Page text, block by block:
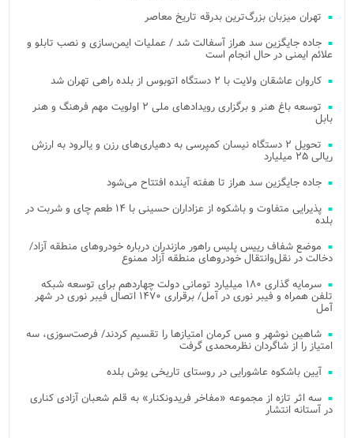
تهران میزبان بزرگ‌ترین بدرقه تاریخ معاصر
جاده جایگزین سد هراز آسفالت شد / عملیات ایمن‌سازی و نصب تابلو و
علائم ایمنی در حال انجام است
کاروان عاشقان ولایت با ۲ دستگاه اتوبوس از بلده راهی تهران شد
توسعه باغ هنر و برگزاری رویدادهای ملی ۲ اولویت مهم فرهنگ و هنر
بابل
تحویل ۲ دستگاه نیسان کمپرسی به دهیاری‌های رزن و یالرود به ارزش
ریالی ۲۵ میلیارد
جاده جایگزین سد هراز تا هفته آینده افتتاح می‌شود
پذیرایی متفاوت و باشکوه از عزاداران حسینی با ۱۴ طعم چای و شربت در
بلده
موضع شفاف رییس پلیس راهور مازندران درباره خودروهای منطقه آزاد/
دخالت در نقل‌وانتقال خودروهای منطقه آزاد ممنوع
سرمایه گذاری ۱۸۰ میلیارد تومانی دولت چهاردهم برای توسعه شبکه
تلفن همراه و فیبر نوری در آمل/ برقراری ۱۴۷۰ اتصال فیبر نوری در شهر
آمل
شاهین نوشهر و مس کرمان امتیازها را تقسیم کردند/ فرصت‌سوزی، سه
امتیاز را از شاگردان نظرمحمدی گرفت
آیین باشکوه عاشورایی در روستای تاریخی یوش بلده
سه اثر تازه از مجموعه «مفاخر فریدونکنار» به قلم شعبان آزادی کناری
در آستانه انتشار